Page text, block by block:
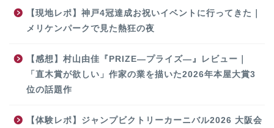
【現地レポ】神戸4冠達成お祝いイベントに行ってきた｜
メリケンパークで見た熱狂の夜
【感想】村山由佳『PRIZE―プライズ―』レビュー｜
「直木賞が欲しい」作家の業を描いた2026年本屋大賞3
位の話題作
【体験レポ】ジャンプビクトリーカーニバル2026 大阪会